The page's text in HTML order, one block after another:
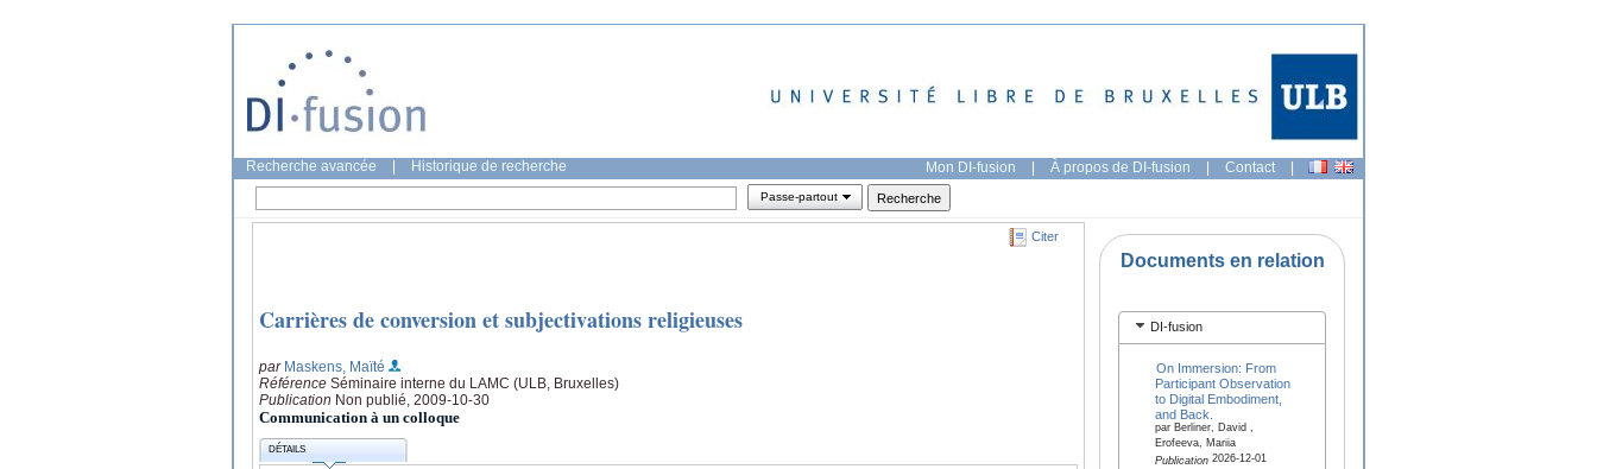
Recherche avancée Historique de recherche Mon DI-fusion | À propos de DI-fusion | Contact |
Passe-partout
Citer
Carrières de conversion et subjectivations religieuses
par Maskens, Maïté
Référence Séminaire interne du LAMC (ULB, Bruxelles)
Publication Non publié, 2009-10-30
Communication à un colloque
DÉTAILS
Documents en relation
DI-fusion
On Immersion: From
Participant Observation
to Digital Embodiment,
and Back.
par Berliner, David ,
Erofeeva, Mariia
Publication2026-12-01